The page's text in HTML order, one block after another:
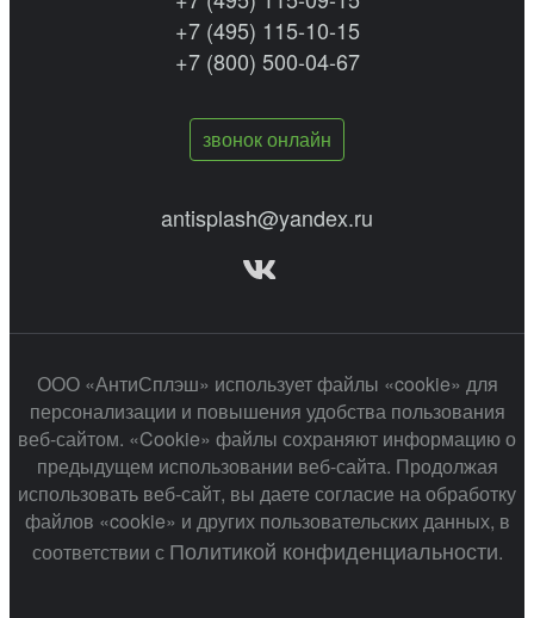
+7 (495) 115-10-15
+7 (800) 500-04-67
звонок онлайн
antisplash@yandex.ru
ООО «АнтиСплэш» использует файлы «cookie» для
персонализации и повышения удобства пользования
веб-сайтом. «Cookie» файлы сохраняют информацию о
предыдущем использовании веб-сайта. Продолжая
использовать веб-сайт, вы даете согласие на обработку
файлов «cookie» и других пользовательских данных, в
соответствии с Политикой конфиденциальности.